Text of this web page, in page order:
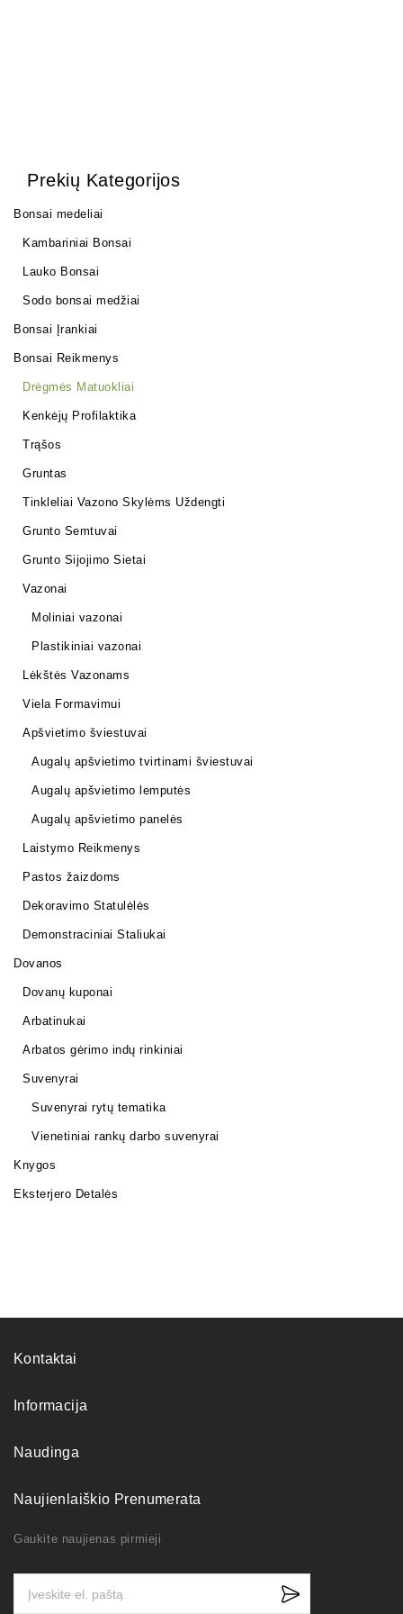
Prekių Kategorijos
Bonsai medeliai
Kambariniai Bonsai
Lauko Bonsai
Sodo bonsai medžiai
Bonsai Įrankiai
Bonsai Reikmenys
Drėgmės Matuokliai
Kenkėjų Profilaktika
Trąšos
Gruntas
Tinkleliai Vazono Skylėms Uždengti
Grunto Semtuvai
Grunto Sijojimo Sietai
Vazonai
Moliniai vazonai
Plastikiniai vazonai
Lėkštės Vazonams
Viela Formavimui
Apšvietimo šviestuvai
Augalų apšvietimo tvirtinami šviestuvai
Augalų apšvietimo lemputės
Augalų apšvietimo panelės
Laistymo Reikmenys
Pastos žaizdoms
Dekoravimo Statulėlės
Demonstraciniai Staliukai
Dovanos
Dovanų kuponai
Arbatinukai
Arbatos gėrimo indų rinkiniai
Suvenyrai
Suvenyrai rytų tematika
Vienetiniai rankų darbo suvenyrai
Knygos
Eksterjero Detalės
Kontaktai
Informacija
Naudinga
Naujienlaiškio Prenumerata
Gaukite naujienas pirmieji